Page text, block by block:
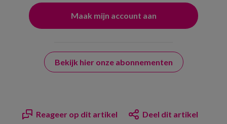
Bekijk hier onze abonnementen
Reageer op dit artikel Deel dit artikel